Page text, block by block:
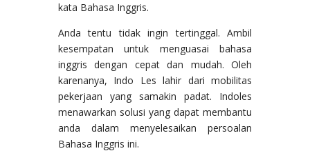
kata Bahasa Inggris.
Anda tentu tidak ingin tertinggal. Ambil
kesempatan untuk menguasai bahasa
inggris dengan cepat dan mudah. Oleh
karenanya, Indo Les lahir dari mobilitas
pekerjaan yang samakin padat. Indoles
menawarkan solusi yang dapat membantu
anda dalam menyelesaikan persoalan
Bahasa Inggris ini.